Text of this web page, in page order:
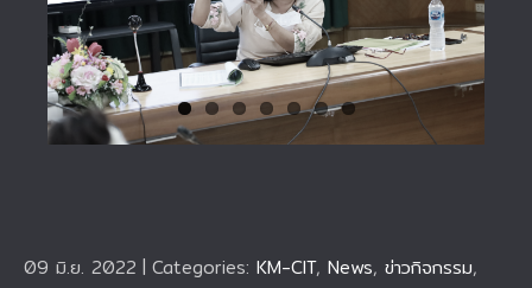
09 มิ.ย. 2022 | Categories: KM-CIT, News, ข่าวกิจกรรม,